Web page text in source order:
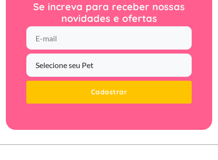
Se increva para receber nossas
novidades e ofertas
Cadastrar